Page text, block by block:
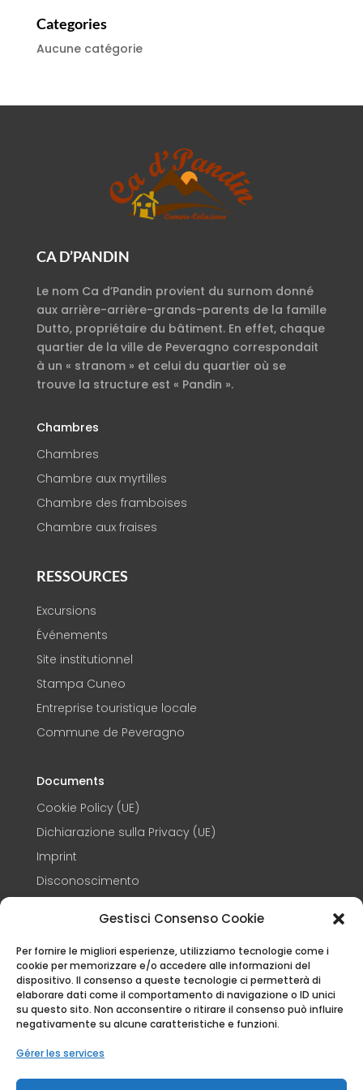
Gestisci Consenso Cookie
Per fornire le migliori esperienze, utilizziamo tecnologie come i
cookie per memorizzare e/o accedere alle informazioni del
dispositivo. Il consenso a queste tecnologie ci permetterà di
elaborare dati come il comportamento di navigazione o ID unici
su questo sito. Non acconsentire o ritirare il consenso può influire
negativamente su alcune caratteristiche e funzioni.
Gérer les services
Categories
Aucune catégorie
CA D’PANDIN
Le nom Ca d’Pandin provient du surnom donné
aux arrière-arrière-grands-parents de la famille
Dutto, propriétaire du bâtiment. En effet, chaque
quartier de la ville de Peveragno correspondait
à un « stranom » et celui du quartier où se
trouve la structure est « Pandin ».
Chambres
Chambres
Chambre aux myrtilles
Chambre des framboises
Chambre aux fraises
RESSOURCES
Excursions
Événements
Site institutionnel
Stampa Cuneo
Entreprise touristique locale
Commune de Peveragno
Documents
Cookie Policy (UE)
Dichiarazione sulla Privacy (UE)
Imprint
Disconoscimento
CONTACTS
+39 3248347609
 info@capandin.it
 Via Eretta 37 – 12016 – Peveragno (CN)